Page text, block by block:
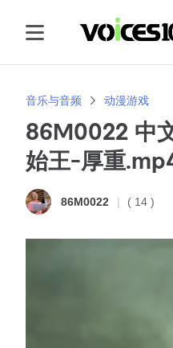
音乐与音频 动漫游戏
86M0022 中
始王-厚重
86M0022 ( 14 )